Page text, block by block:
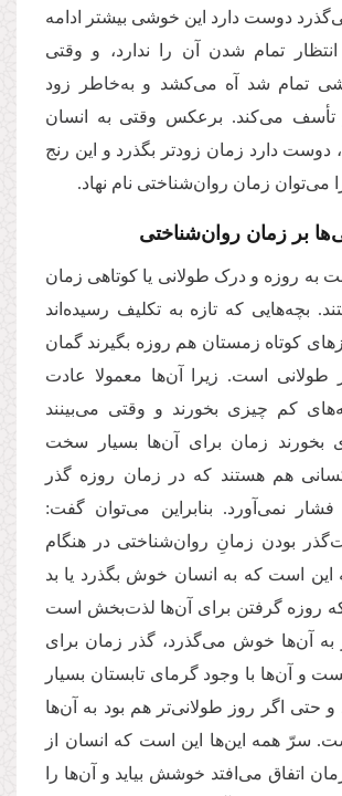
دوست دارد این خوشی بیشتر ادامه
تمام شدن آن را ندارد، و وقتی
تمام شد آه می‌کشد و به‌خاطر زود
تأسف می‌کند. برعکس وقتی به انسان
دارد زمان زودتر بگذرد و این رنج
می‌توان زمان روان‌شناختی نام نهاد.
بر زمان روان‌شناختی
به روزه و درک طولانی یا کوتاهی زمان
بچه‌هایی که تازه به تکلیف رسیده‌اند
کوتاه زمستان هم روزه بگیرند گمان
طولانی است. زیرا آن‌ها معمولا عادت
کم چیزی بخورند و وقتی می‌بینند
بخورند زمان برای آن‌ها بسیار سخت
هم هستند که در زمان روزه گذر
نمی‌آورد. بنابراین می‌توان گفت:
بودن زمانِ روان‌شناختی در هنگام
این است که به انسان خوش بگذرد یا بد
روزه گرفتن برای آن‌ها لذت‌بخش است
آن‌ها خوش می‌گذرد، گذر زمان برای
و آن‌ها با وجود گرمای تابستان بسیار
حتی اگر روز طولانی‌تر هم بود به آن‌ها
سرّ همه این‌ها این است که انسان از
اتفاق می‌افتد خوشش بیاید و آن‌ها را